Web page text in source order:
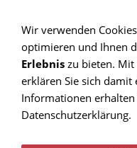
Wir verwenden
optimieren und Ihnen
Erlebnis zu bieten.
erklären Sie sich
Informationen erhalten
Datenschutzerklärung.